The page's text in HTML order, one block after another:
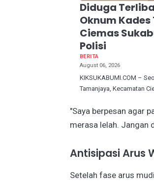
Diduga
Oknum
Ciemas
Polisi
BERITA
August 06, 2026
KIKSUKABUMI.COM –
Tamanjaya, Kecamatan
"Saya berpesan agar
merasa lelah. Jangan
Antisipasi Arus
Setelah fase arus